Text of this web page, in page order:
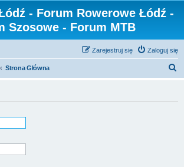
- Forum Rowerowe Łódź -
Szosowe - Forum MTB
Zaloguj się
Zarejestruj się
Strona Główna